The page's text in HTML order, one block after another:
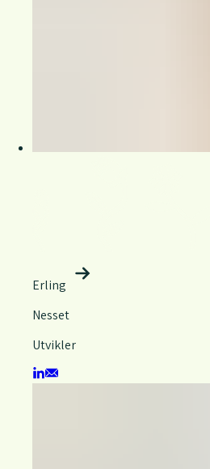
Erling
Nesset
Utvikler